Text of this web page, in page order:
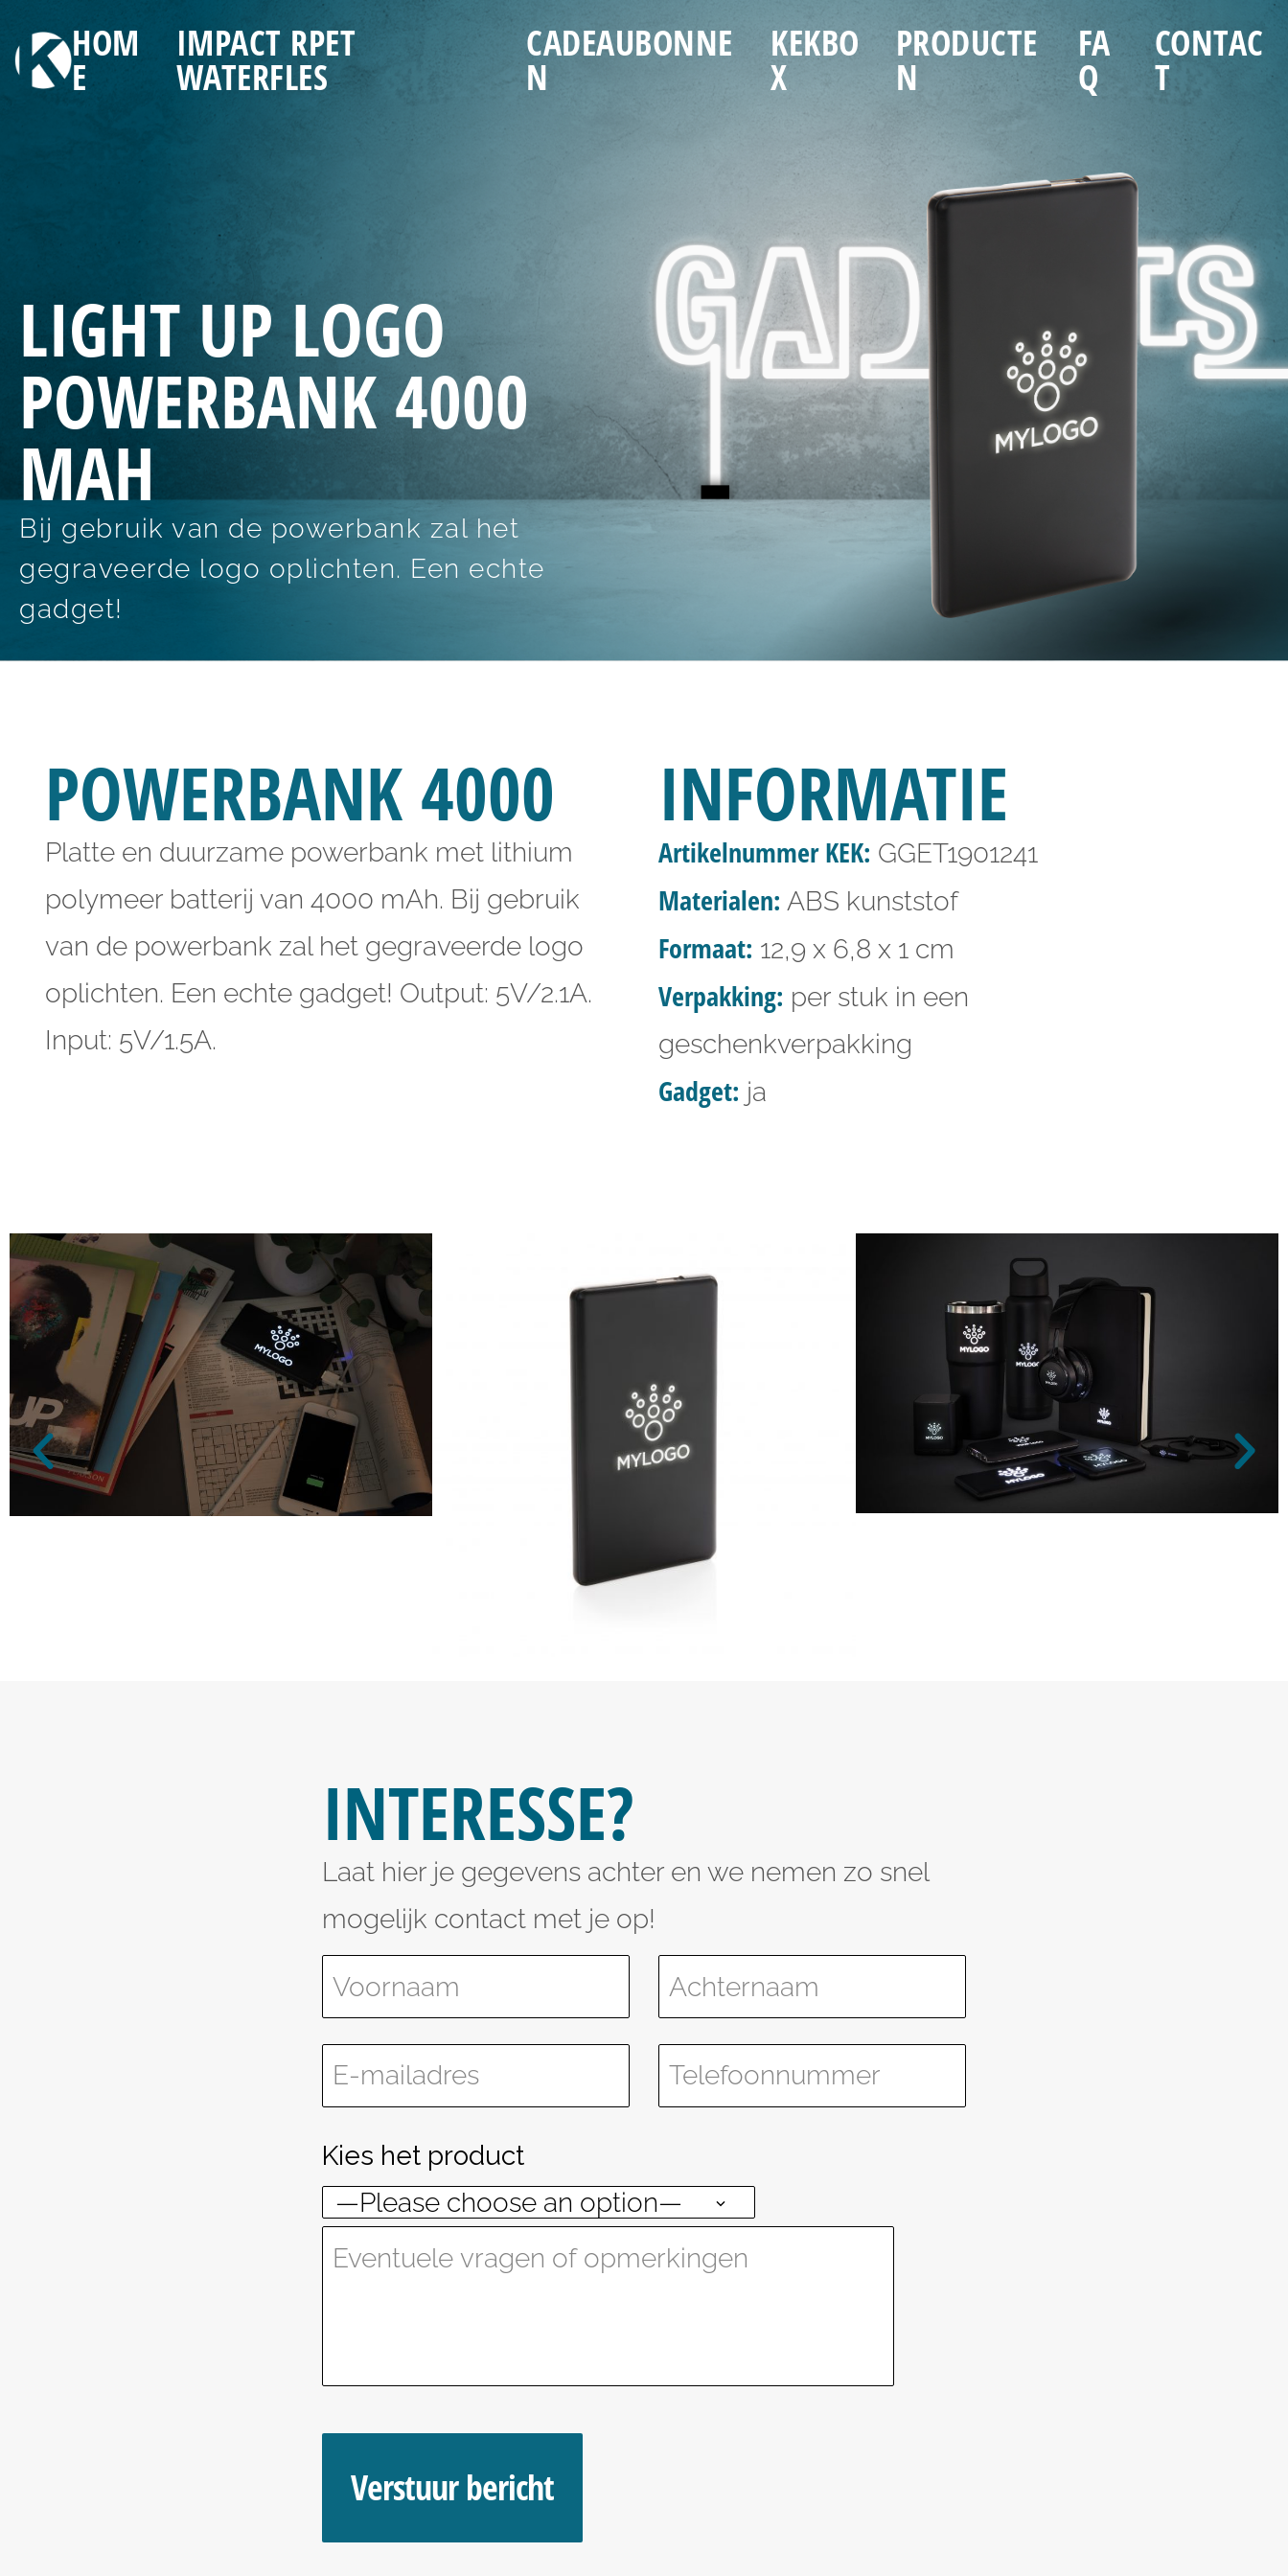
HOM
E
IMPACT RPET
WATERFLES
CADEAUBONNE
N
KEKBO
X
PRODUCTE
N
FA
Q
CONTAC
T
LIGHT UP LOGO
POWERBANK 4000
MAH
Bij gebruik van de powerbank zal het
gegraveerde logo oplichten. Een echte
gadget!
POWERBANK 4000
Platte en duurzame powerbank met lithium
polymeer batterij van 4000 mAh. Bij gebruik
van de powerbank zal het gegraveerde logo
oplichten. Een echte gadget! Output: 5V/2.1A.
Input: 5V/1.5A.
INFORMATIE
Artikelnummer KEK: GGET1901241
Materialen: ABS kunststof
Formaat: 12,9 x 6,8 x 1 cm
Verpakking: per stuk in een
geschenkverpakking
Gadget: ja
INTERESSE?
Laat hier je gegevens achter en we nemen zo snel
mogelijk contact met je op!
Please leave this field empty.
Kies het product